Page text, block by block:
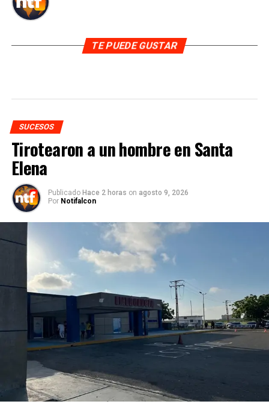
TE PUEDE GUSTAR
SUCESOS
Tirotearon a un hombre en Santa
Elena
Publicado Hace 2 horas on agosto 9, 2026
Por Notifalcon